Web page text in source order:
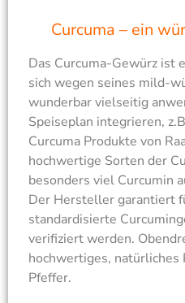
Curcuma – ein
Das Curcuma-Gewürz ist
sich wegen seines mild-
wunderbar vielseitig
Speiseplan integrieren,
Curcuma Produkte von
hochwertige Sorten der
besonders viel Curcumin
Der Hersteller garantiert
standardisierte
verifiziert werden.
hochwertiges, natürliches
Pfeffer.